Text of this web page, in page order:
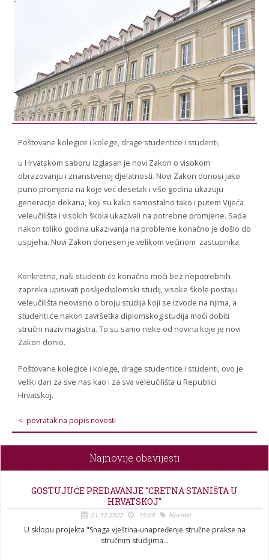
STROJARSTVO
Poštovane kolegice i kolege, drage studentice i studenti,
u Hrvatskom saboru izglasan je novi Zakon o visokom
obrazovanju i znanstvenoj djelatnosti. Novi Zakon donosi jako
puno promjena na koje već desetak i više godina ukazuju
generacije dekana, koji su kako samostalno tako i putem Vijeća
veleučilišta i visokih škola ukazivali na potrebne promjene. Sada
nakon toliko godina ukazivanja na probleme konačno je došlo do
uspjeha. Novi Zakon donesen je velikom većinom zastupnika.
Konkretno, naši studenti će konačno moći bez nepotrebnih
zapreka upisivati poslijediplomski studij, visoke škole postaju
veleučilišta neovisno o broju studija koji se izvode na njima, a
studenti će nakon završetka diplomskog studija moći dobiti
stručni naziv magistra. To su samo neke od novina koje je novi
Zakon donio.
Poštovane kolegice i kolege, drage studentice i studenti, ovo je
veliki dan za sve nas kao i za sva veleučilišta u Republici
Hrvatskoj.
<- povratak na popis novosti
Najnovije obavijesti
GOSTUJUĆE PREDAVANJE "CRETNA STANIŠTA U
HRVATSKOJ"
21.12.2022 15:00 Novosti
U sklopu projekta "Snaga vještina-unapređenje stručne prakse na
stručnim studijima...